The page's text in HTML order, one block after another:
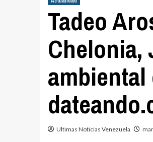
Tadeo
Chelonia,
Ultimas Noticias Venezuela